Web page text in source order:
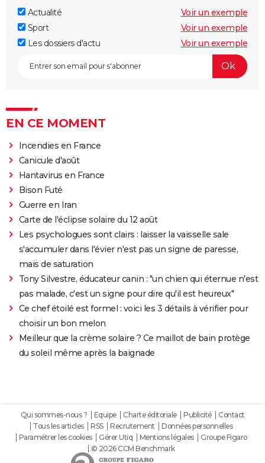
Actualité
Voir un exemple
Sport
Voir un exemple
Les dossiers d'actu
Voir un exemple
EN CE MOMENT
Incendies en France
Canicule d'août
Hantavirus en France
Bison Futé
Guerre en Iran
Carte de l'éclipse solaire du 12 août
Les psychologues sont clairs : laisser la vaisselle sale
s'accumuler dans l'évier n'est pas un signe de paresse,
mais de saturation
Tony Silvestre, éducateur canin : "un chien qui éternue n'est
pas malade, c'est un signe pour dire qu'il est heureux"
Ce chef étoilé est formel : voici les 3 détails à vérifier pour
choisir un bon melon
Meilleur que la crème solaire ? Ce maillot de bain protège
du soleil même après la baignade
Qui sommes-nous ? Equipe Charte éditoriale Publicité
Contact
Tous les articles
RSS Recrutement
Données personnelles
Paramétrer les cookies
Gérer Utiq Mentions légales
Groupe Figaro
© 2026 CCM Benchmark